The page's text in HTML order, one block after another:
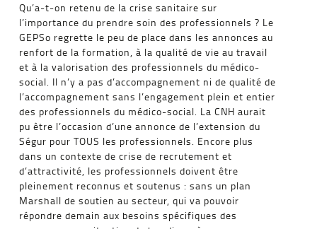
Qu’a-t-on retenu de la crise sanitaire sur
l’importance du prendre soin des professionnels ? Le
GEPSo regrette le peu de place dans les annonces au
renfort de la formation, à la qualité de vie au travail
et à la valorisation des professionnels du médico-
social. Il n’y a pas d’accompagnement ni de qualité de
l’accompagnement sans l’engagement plein et entier
des professionnels du médico-social. La CNH aurait
pu être l’occasion d’une annonce de l’extension du
Ségur pour TOUS les professionnels. Encore plus
dans un contexte de crise de recrutement et
d’attractivité, les professionnels doivent être
pleinement reconnus et soutenus : sans un plan
Marshall de soutien au secteur, qui va pouvoir
répondre demain aux besoins spécifiques des